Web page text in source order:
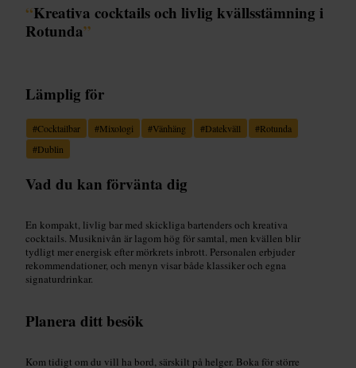
“Kreativa cocktails och livlig kvällsstämning i
Rotunda”
Lämplig för
#Cocktailbar #Mixologi #Vänhäng #Datekväll #Rotunda
#Dublin
Vad du kan förvänta dig
En kompakt, livlig bar med skickliga bartenders och kreativa
cocktails. Musiknivån är lagom hög för samtal, men kvällen blir
tydligt mer energisk efter mörkrets inbrott. Personalen erbjuder
rekommendationer, och menyn visar både klassiker och egna
signaturdrinkar.
Planera ditt besök
Kom tidigt om du vill ha bord, särskilt på helger. Boka för större